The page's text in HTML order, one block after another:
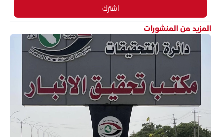
اشترك
المزيد من المنشورات